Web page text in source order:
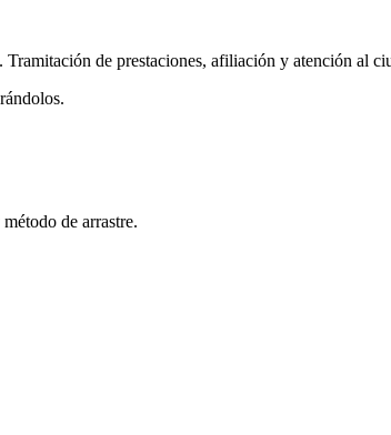
de prestaciones, afiliación y atención al
de arrastre.